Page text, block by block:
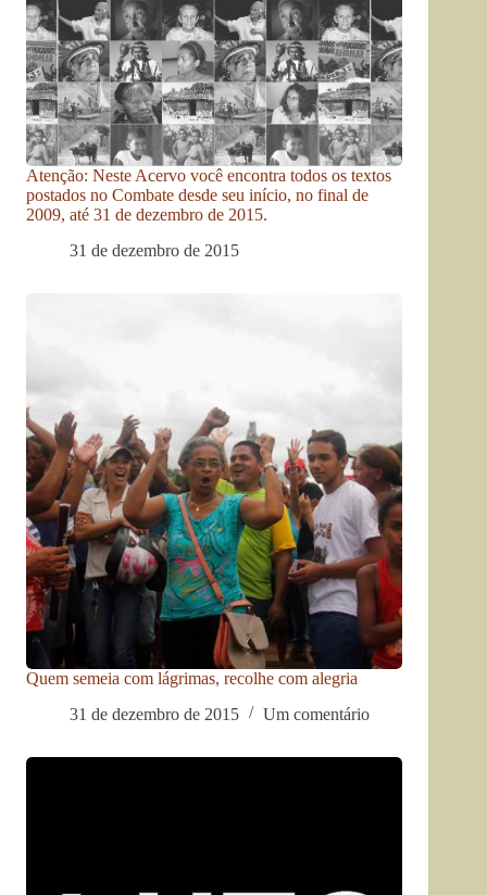
Atenção: Neste Acervo você encontra todos os textos
postados no Combate desde seu início, no final de
2009, até 31 de dezembro de 2015.
31 de dezembro de 2015
Quem semeia com lágrimas, recolhe com alegria
31 de dezembro de 2015
Um comentário